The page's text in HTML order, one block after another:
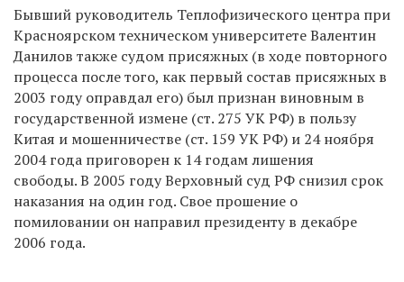
Бывший руководитель Теплофизического центра при
Красноярском техническом университете Валентин
Данилов также судом присяжных (в ходе повторного
процесса после того, как первый состав присяжных в
2003 году оправдал его) был признан виновным в
государственной измене (ст. 275 УК РФ) в пользу
Китая и мошенничестве (ст. 159 УК РФ) и 24 ноября
2004 года приговорен к 14 годам лишения
свободы. В 2005 году Верховный суд РФ снизил срок
наказания на один год. Свое прошение о
помиловании он направил президенту в декабре
2006 года.